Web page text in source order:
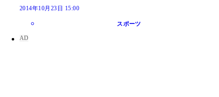
2014年10月23日 15:00
スポーツ